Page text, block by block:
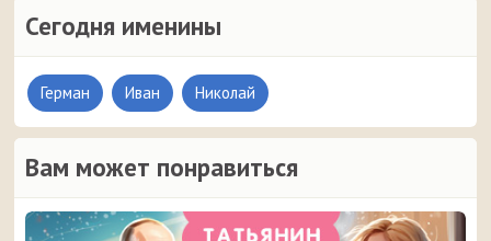
Сегодня именины
Герман Иван Николай
Вам может понравиться